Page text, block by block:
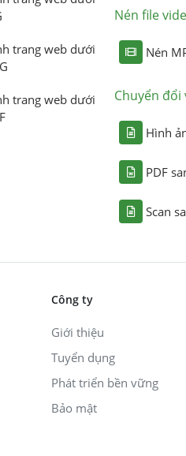
trang web dưới
trang web dưới
Nén file
Nén
Chuyển đổi
Hình
PDF
Scan
Công ty
Giới thiệu
Tuyển dụng
Phát triển bền vững
Bảo mật